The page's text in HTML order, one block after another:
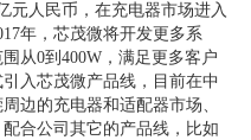
元人民币，在充电器市场进入
年，芯茂微将开发更多系
从0到400W，满足更多客户
入芯茂微产品线，目前在中
边的充电器和适配器市场、
合公司其它的产品线，比如